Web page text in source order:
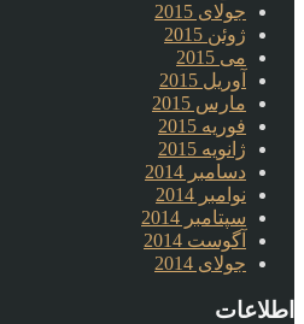
جولای 2015
ژوئن 2015
می 2015
آوریل 2015
مارس 2015
فوریه 2015
ژانویه 2015
دسامبر 2014
نوامبر 2014
سپتامبر 2014
آگوست 2014
جولای 2014
اطلاعات